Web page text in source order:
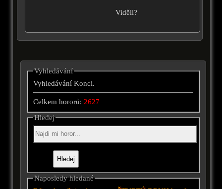
Viděli?
Vyhledávání
Vyhledávání Konci.
Celkem hororů:2627
Hledej
Naposledy hledané